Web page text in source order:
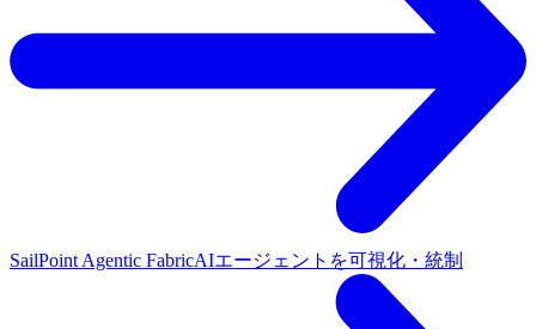
SailPoint Agentic FabricAIエージェントを可視化・統制